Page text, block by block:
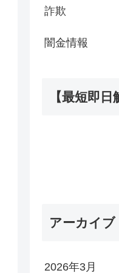
詐欺
闇金情報
【最短即
アーカイブ
2026年3月